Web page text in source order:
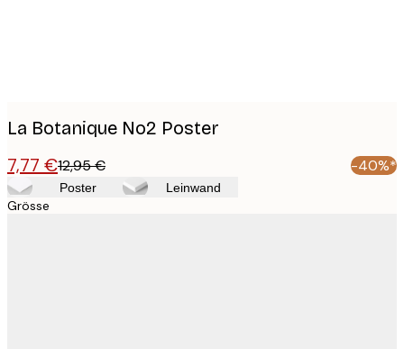
La Botanique No2 Poster
7,77 €12,95 € -40%*
Poster Leinwand
Grösse